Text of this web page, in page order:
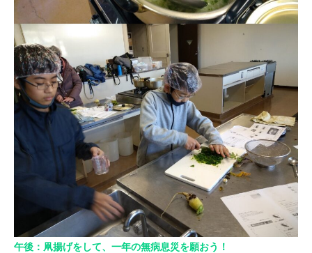
午後：凧揚げをして、一年の無病息災を願おう！